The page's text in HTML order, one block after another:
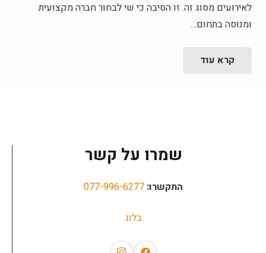
לאירועים מסוג זה. זו הסיבה כי שי לבחור חברה מקצועית
ומנוסה בתחום…
קרא עוד
שמרו על קשר
התקשרו: 077-996-6277
בלוג